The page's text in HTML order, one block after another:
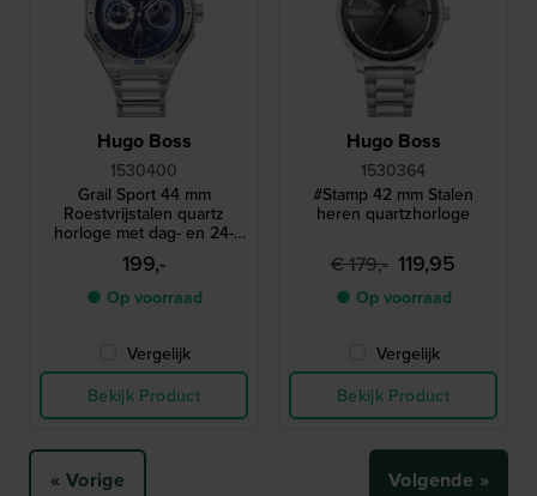
Hugo Boss
1530400
Grail Sport 44 mm
Roestvrijstalen quartz
horloge met dag- en 24-
uurs wijzerplaat
199,-
● Op voorraad
Vergelijk
Bekijk Product
Hugo Boss
1530364
#Stamp 42 mm Stalen
heren quartzhorloge
€ 179,- 119,95
● Op voorraad
Vergelijk
Bekijk Product
« Vorige Volgende »